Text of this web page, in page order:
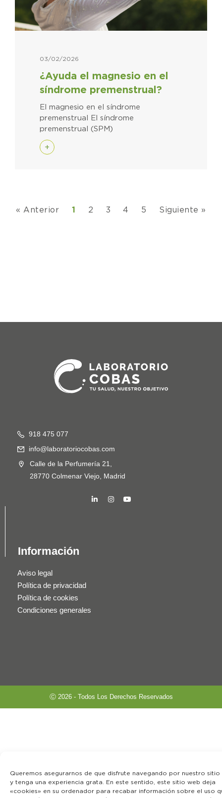
Queremos asegurarnos de que disfrute navegando por nuestro sitio
y tenga una experiencia grata. En este sentido, este sitio web deja
«cookies» en su ordenador para recabar información sobre el uso
¿Ayuda el magnesio en el
síndrome premenstrual?
03/02/2026
El magnesio en el síndrome
premenstrual El síndrome
premenstrual (SPM)
+
« Anterior 1 2 3 4 5 Siguiente »
918 475 077
info@laboratoriocobas.com
Calle de la Perfumería 21,
28770 Colmenar Viejo, Madrid
Información
Aviso legal
Política de privacidad
Política de cookies
Condiciones generales
Ⓒ 2026 - Todos Los Derechos Reservados